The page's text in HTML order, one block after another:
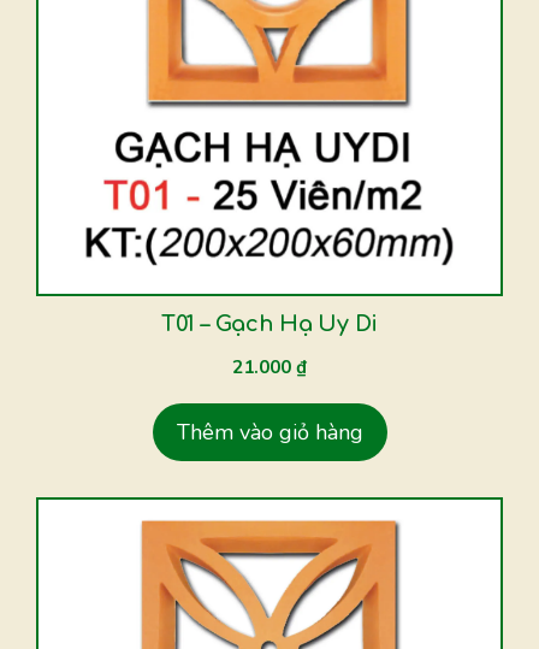
T01 – Gạch Hạ Uy Di
21.000₫
Thêm vào giỏ hàng